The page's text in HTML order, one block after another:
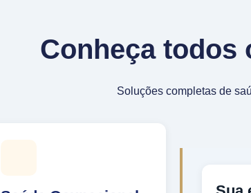
Conheça todos
Soluções completas de